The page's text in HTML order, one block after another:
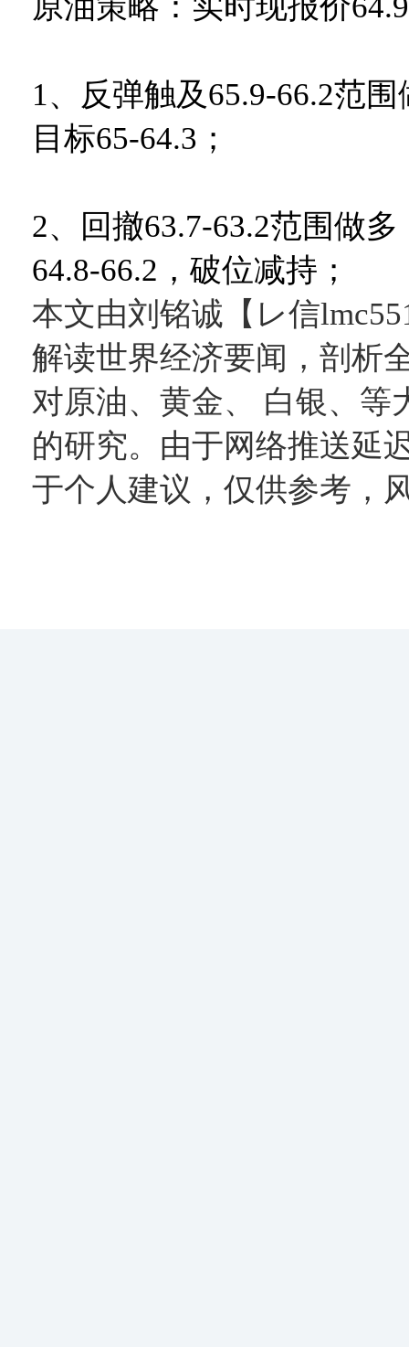
1、反弹触及65.9-66.2范
目标65-64.3；
2、回撤63.7-63.2范围做
64.8-66.2，破位减持；
本文由刘铭诚【レ信
解读世界经济要闻，剖析
对原油、黄金、 白银、等
的研究。由于网络推送延
于个人建议，仅供参考，